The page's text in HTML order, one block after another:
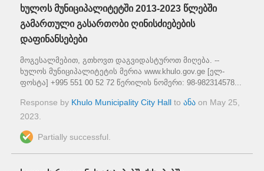
ხულოს მუნიციპალიტეტში 2013-2023 წლებში
გამართული გასართობი ღინისძიებების
დაფინანსებები
მოგესალმებით, გთხოვთ დაგვიდასტუროთ მიღება. --
ხულოს მუნიციპალიტეტის მერია www.khulo.gov.ge [ელ-
ფოსტა] +995 551 00 52 72 წერილის ნომერი: 98-982314578...
Response by Khulo Municipality City Hall to ანა on May 25,
2023
Partially successful.